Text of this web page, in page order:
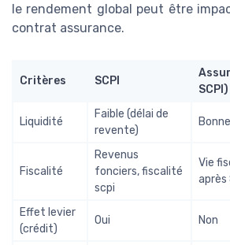
le rendement global peut être
contrat assurance.
Critères SCPI
SCPI)
Liquidité
Faible (délai de
revente)
Fiscalité
Revenus
fonciers, fiscalité
scpi
Vie
après
Effet levier
(crédit)
Oui Non